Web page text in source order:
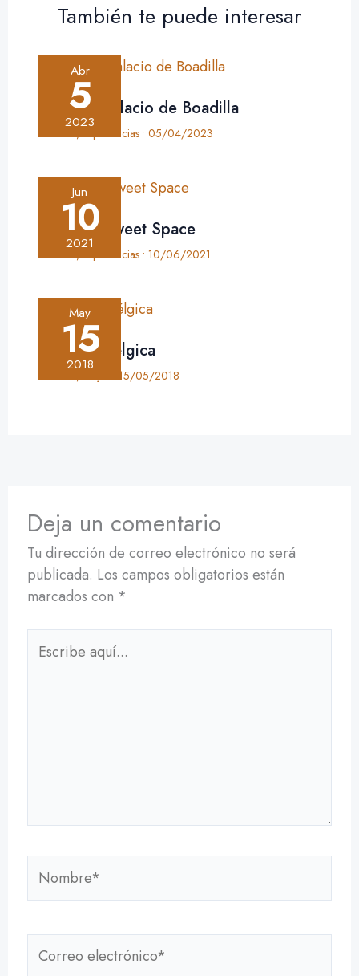
También te puede interesar
Abr
5
2023
Crónica: Palacio de Boadilla
Experiencias •05/04/2023
Jun
10
2021
Crónica: Sweet Space
Experiencias •10/06/2021
May
15
2018
Crónica: Bélgica
15/05/2018
Deja un comentario
Tu dirección de correo electrónico no será
publicada. Los campos obligatorios están
marcados con *
Escribe
aquí...
Nombre*
electrónico*